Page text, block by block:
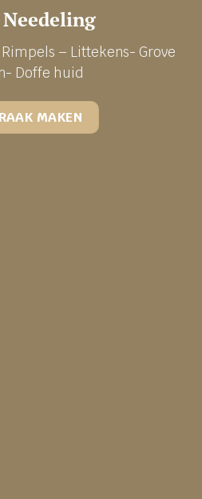
– Littekens- Grove
Doffe huid
MAKEN